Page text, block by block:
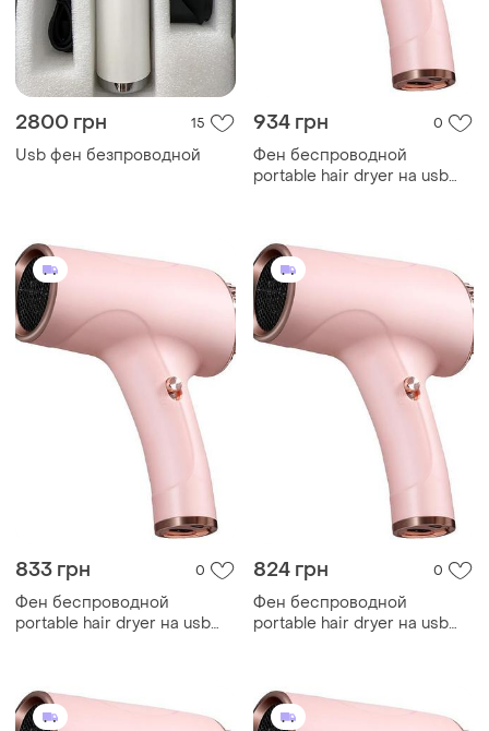
2800 грн 15
Usb фен безпроводной
934 грн 0
Фен беспроводной
portable hair dryer на usb
аккумулятором
833 грн 0
Фен беспроводной
portable hair dryer на usb
аккумулятором
824 грн 0
Фен беспроводной
portable hair dryer на usb
аккумулятором